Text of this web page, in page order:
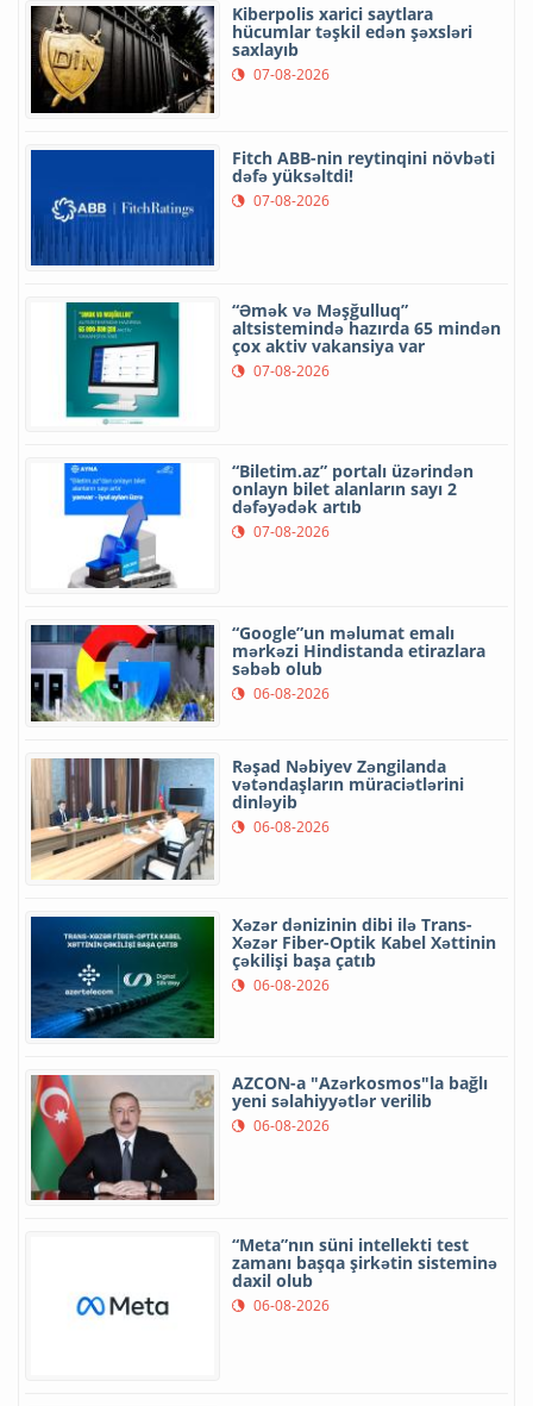
Kiberpolis xarici saytlara
hücumlar təşkil edən şəxsləri
saxlayıb
07-08-2026
Fitch ABB-nin reytinqini növbəti
dəfə yüksəltdi!
07-08-2026
“Əmək və Məşğulluq”
altsistemində hazırda 65 mindən
çox aktiv vakansiya var
07-08-2026
“Biletim.az” portalı üzərindən
onlayn bilet alanların sayı 2
dəfəyədək artıb
07-08-2026
“Google”un məlumat emalı
mərkəzi Hindistanda etirazlara
səbəb olub
06-08-2026
Rəşad Nəbiyev Zəngilanda
vətəndaşların müraciətlərini
dinləyib
06-08-2026
Xəzər dənizinin dibi ilə Trans-
Xəzər Fiber-Optik Kabel Xəttinin
çəkilişi başa çatıb
06-08-2026
AZCON-a "Azərkosmos"la bağlı
yeni səlahiyyətlər verilib
06-08-2026
“Meta”nın süni intellekti test
zamanı başqa şirkətin sisteminə
daxil olub
06-08-2026